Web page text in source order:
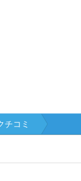
チコミ